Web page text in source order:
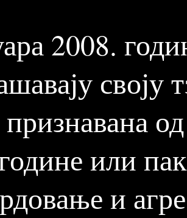
2008.
своју
или
и